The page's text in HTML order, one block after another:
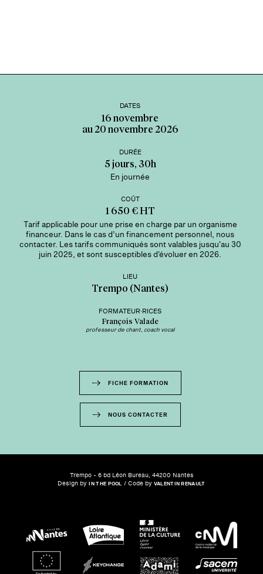
DATES
16 novembre
au 20 novembre 2026
DURÉE
5 jours, 30h
En journée
COÛT
1 650 € HT
Tarif applicable pour une prise en charge par un organisme
financeur. Dans le cas d’un financement personnel, nous
contacter. Les tarifs communiqués sont valables jusqu'au 30
juin 2025, et sont susceptibles d'évoluer en 2026.
LIEU
Trempo (Nantes)
FORMATEUR·RICES
François Valade
professeur de chant, coach vocal
FICHE FORMATION
NOUS CONTACTER
Trempo - 6 bd Léon Bureau, 44200 Nantes
Design byIN THE POOL / Code by VALENTIN RENAULT